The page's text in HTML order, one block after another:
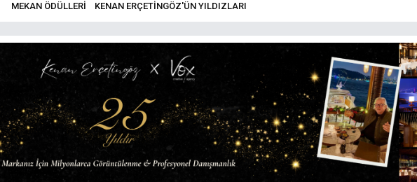
MEKAN ÖDÜLLERİ KENAN ERÇETINGÖZ'ÜN YILDIZLARI